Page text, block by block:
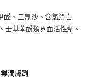
消費金額 (1點等於1元)。
醛、三氯沙、含氯漂白
壬基苯酚類界面活性劑。
潤膚劑